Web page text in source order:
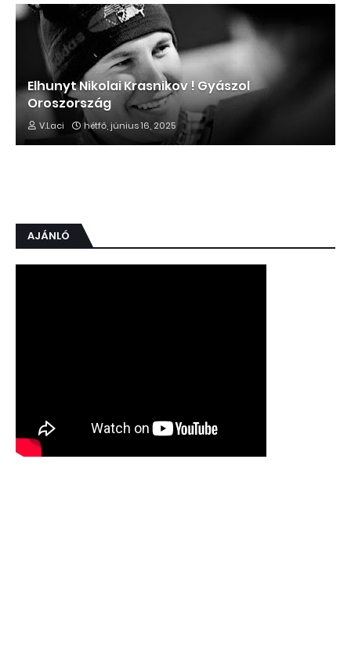
Elhunyt Nikolai Krasnikov ! Gyászol
Oroszország
V.Laci hétfő, június 16, 2025
AJÁNLÓ